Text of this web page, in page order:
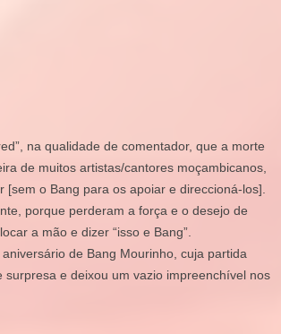
na qualidade de comentador, que a morte
de muitos artistas/cantores moçambicanos,
o Bang para os apoiar e direccioná-los].
porque perderam a força e o desejo de
a mão e dizer “isso e Bang”.
de Bang Mourinho, cuja partida
e deixou um vazio impreenchível nos